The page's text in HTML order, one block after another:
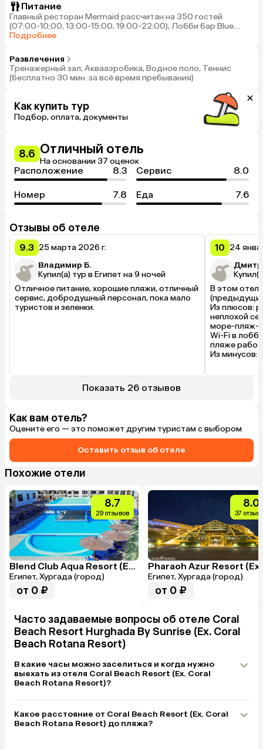
Питание
Главный ресторан Mermaid рассчитан на 350 гостей
(07:00-10:00, 13:00-15:00, 19:00-22:00), Лобби бар Blue
Moon (24 часа), Бар Dolphin на пляже (10:00-17:00), Бар
Подробнее
Развлечения
Тренажерный зал, Аквааэробика, Водное поло, Теннис
(бесплатно 30 мин. за всё время пребывания)
Как купить тур
Подбор, оплата, документы
8.6 Отличный отель
На основании 37 оценок
Расположение 8.3 Сервис 8.0
Номер 7.8 Еда 7.6
Отзывы об отеле
9.3 25 марта 2026 г.
Владимир Б.
Купил(а) тур в Египет на 9 ночей
Отличное питание, хорошие пляжи, отличный
сервис, добродушный персонал, пока мало
туристов и зеленки.
10 24
В этом
Из плюсов:
неплохой
море-пляж-
Wi-Fi в
пляже
Из минусов:
Показать 26 отзывов
Как вам отель?
Оцените его — это поможет другим туристам с выбором
Оставить отзыв об отеле
Похожие отели
8.7
29 отзывов
Blend Club Aqua Resort (Ex.Golden 5 The Club Resort)
Египет, Хургада (город)
от 0 ₽
8.0
37
Египет, Хургада (город)
от 0 ₽
Часто задаваемые вопросы об отеле Coral
Beach Resort Hurghada By Sunrise (Ex. Coral
Beach Rotana Resort)
В какие часы можно заселиться и когда нужно
выехать из отеля Coral Beach Resort (Ex. Coral
Beach Rotana Resort)?
Какое расстояние от Coral Beach Resort (Ex. Coral
Beach Rotana Resort) до пляжа?